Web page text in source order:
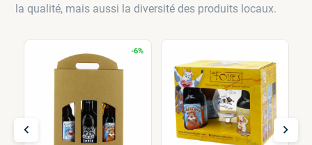
la qualité, mais aussi la diversité des produits locaux.
-6%
chevron_left chevron_right